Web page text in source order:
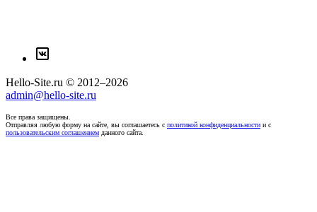
Hello-Site.ru © 2012–2026
admin@hello-site.ru
Все права защищены.
Отправляя любую форму на сайте, вы соглашаетесь с политикой конфиденциальности и с
пользовательским соглашением данного сайта.